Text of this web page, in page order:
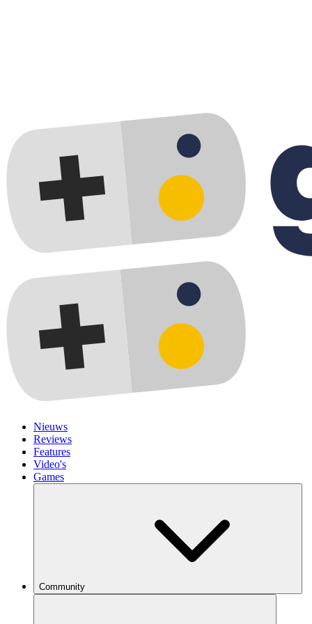
Nieuws
Reviews
Features
Video's
Games
Community